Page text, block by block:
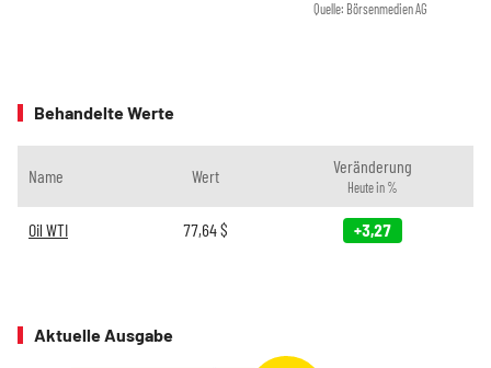
Quelle: Börsenmedien AG
Behandelte Werte
Name Wert Veränderung
Heute in %
Oil WTI 77,64$ +3,27
Aktuelle Ausgabe